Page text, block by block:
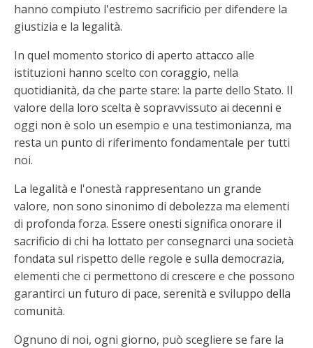
hanno compiuto l'estremo sacrificio per difendere la
giustizia e la legalità.
In quel momento storico di aperto attacco alle
istituzioni hanno scelto con coraggio, nella
quotidianità, da che parte stare: la parte dello Stato. Il
valore della loro scelta è sopravvissuto ai decenni e
oggi non è solo un esempio e una testimonianza, ma
resta un punto di riferimento fondamentale per tutti
noi.
La legalità e l'onestà rappresentano un grande
valore, non sono sinonimo di debolezza ma elementi
di profonda forza. Essere onesti significa onorare il
sacrificio di chi ha lottato per consegnarci una società
fondata sul rispetto delle regole e sulla democrazia,
elementi che ci permettono di crescere e che possono
garantirci un futuro di pace, serenità e sviluppo della
comunità.
Ognuno di noi, ogni giorno, può scegliere se fare la